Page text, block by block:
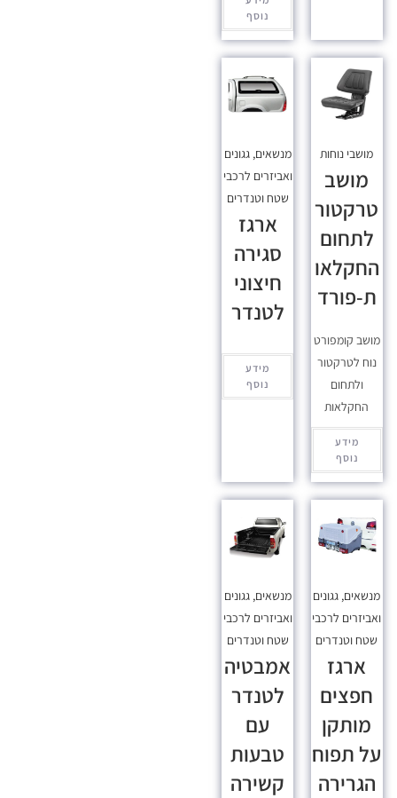
נוסף
מושבי נוחות
מושב
טרקטור
לתחום
החקלאו
ת-פורד
מושב קומפורט
נוח לטרקטור
ולתחום
החקלאות
מידע
נוסף
מנשאים, גגונים
ואביזרים לרכבי
שטח וטנדרים
ארגז
סגירה
חיצוני
לטנדר
מידע
נוסף
מנשאים, גגונים
ואביזרים לרכבי
שטח וטנדרים
ארגז
חפצים
מותקן
על תפוח
הגרירה
מנשאים, גגונים
ואביזרים לרכבי
שטח וטנדרים
אמבטיה
לטנדר
עם
טבעות
קשירה